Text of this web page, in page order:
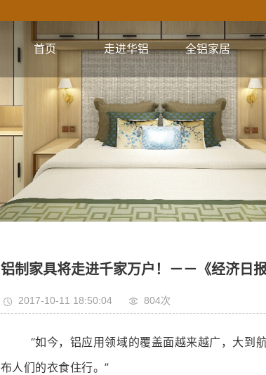
首页 走进华铝
公司简介
企业文化
视频集锦
核心优势
全铝家居
全铝橱柜系列
全铝衣柜系列
全铝电视柜系列
全铝浴室柜系列
全铝餐边柜系列
全铝阳台柜系列
全铝鞋柜系列
铝制家具将走进千家万户！－－《经济日报
2017-10-11 18:50:04 804次
“如今，铝应用领域的覆盖面越来越广，大到
布人们的衣食住行。”